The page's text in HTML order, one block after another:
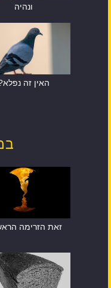
ונהיה
האין זה
זאת הזרימה